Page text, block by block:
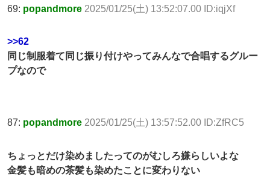
69: popandmore 2025/01/25(土) 13:52:07.00 ID:iqjXf
>>62
同じ制服着て同じ振り付けやってみんなで合唱するグルー
プなので
87: popandmore 2025/01/25(土) 13:57:52.00 ID:ZfRC5
ちょっとだけ染めましたってのがむしろ嫌らしいよな
金髪も暗めの茶髪も染めたことに変わりない